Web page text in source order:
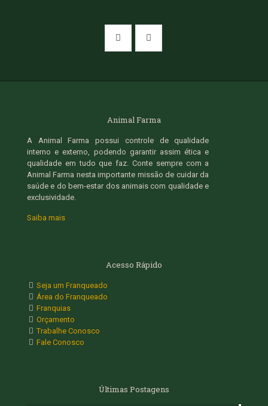
Animal Farma
A Animal Farma possui controle de qualidade
interno e externo, podendo garantir assim ética e
qualidade em tudo que faz. Conte sempre com a
Animal Farma nesta importante missão de cuidar da
saúde e do bem-estar dos animais com qualidade e
exclusividade.
Saiba mais
Acesso Rápido
Seja um Franqueado
Área do Franqueado
Franquias
Orçamento
Trabalhe Conosco
Fale Conosco
Últimas Postagens